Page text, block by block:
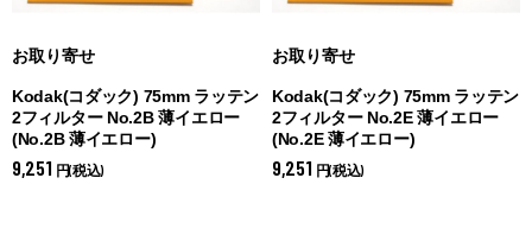
お取り寄せ
Kodak(コダック) 75mm ラッテン
2フィルター No.2B 薄イエロー
(No.2B 薄イエロー)
9,251 円(税込)
お取り寄せ
Kodak(コダック) 75mm ラッテン
2フィルター No.2E 薄イエロー
(No.2E 薄イエロー)
9,251 円(税込)